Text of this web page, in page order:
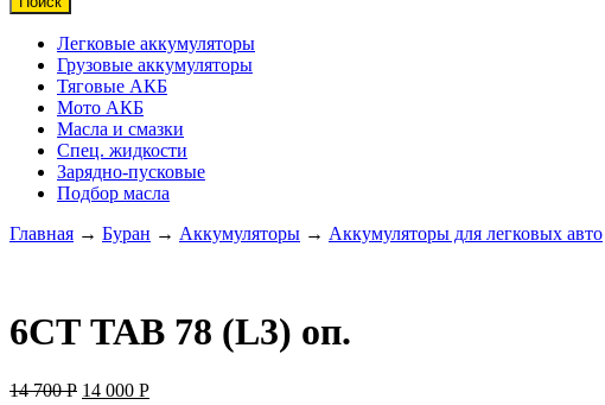
Легковые аккумуляторы
Грузовые аккумуляторы
Тяговые АКБ
Мото АКБ
Масла и смазки
Спец. жидкости
Зарядно-пусковые
Подбор масла
Главная → Буран → Аккумуляторы → Аккумуляторы для легковых авто
6СТ TAB 78 (L3) оп.
14 700Р 14 000 Р